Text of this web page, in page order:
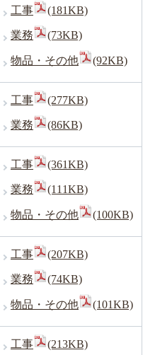
工事 (181KB)
業務 (73KB)
物品・その他 (92KB)
工事 (277KB)
業務 (86KB)
工事 (361KB)
業務 (111KB)
物品・その他 (100KB)
工事 (207KB)
業務 (74KB)
物品・その他 (101KB)
工事 (213KB)